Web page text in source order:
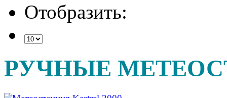
Отобразить:
РУЧНЫЕ